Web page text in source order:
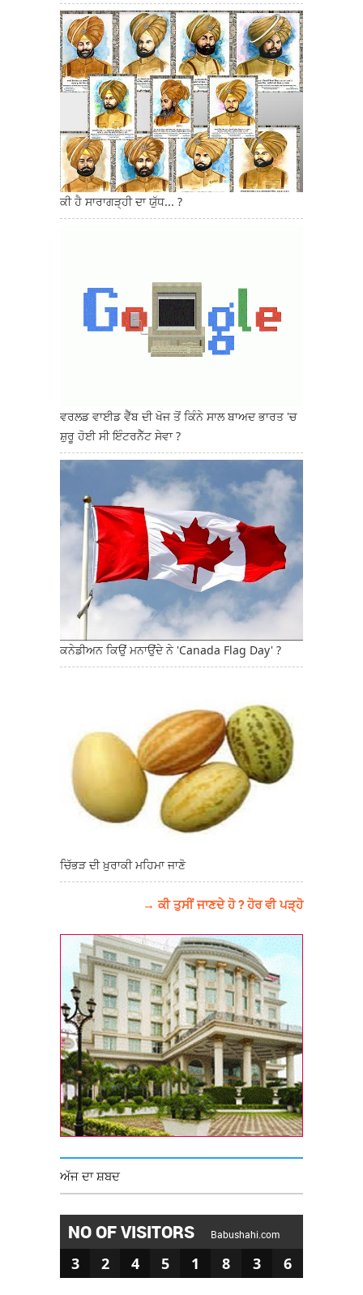
ਕੀ ਹੈ ਸਾਰਾਗੜ੍ਹੀ ਦਾ ਯੁੱਧ... ?
ਵਰਲਡ ਵਾਈਡ ਵੈੱਬ ਦੀ ਖੋਜ ਤੋਂ ਕਿੰਨੇ ਸਾਲ ਬਾਅਦ ਭਾਰਤ 'ਚ
ਸ਼ੁਰੂ ਹੋਈ ਸੀ ਇੰਟਰਨੈੱਟ ਸੇਵਾ ?
ਕਨੇਡੀਅਨ ਕਿਉਂ ਮਨਾਉਂਦੇ ਨੇ 'Canada Flag Day' ?
ਚਿੱਭੜ ਦੀ ਖ਼ੁਰਾਕੀ ਮਹਿਮਾ ਜਾਣੋ
→ ਕੀ ਤੁਸੀਂ ਜਾਣਦੇ ਹੋ ? ਹੋਰ ਵੀ ਪੜ੍ਹੋ
ਅੱਜ ਦਾ ਸ਼ਬਦ
NO OF VISITORS Babushahi.com
3 2 4 5 1 8 3 6